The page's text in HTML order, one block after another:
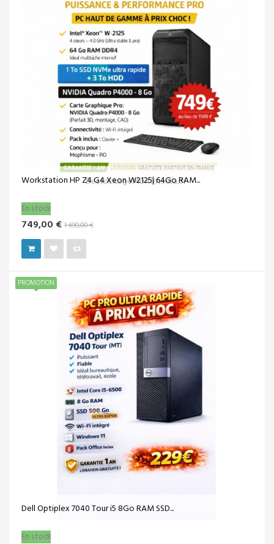
HP Z2 G4 Core i7 8700 32 Go 1to 3TB HDD...
En stock
459,00 € 499,00 €
PROMOTION
HP ProDesk 400 G5 Intel® Core™ i5 de 9e...
Vendu!